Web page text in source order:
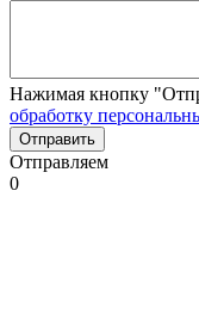
Нажимая кнопку
обработку
Отправляем
0